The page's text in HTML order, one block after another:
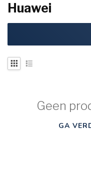
Huawei
Geen
GA